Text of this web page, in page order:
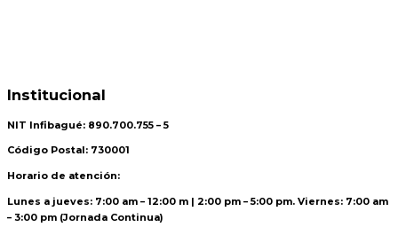
Institucional
NIT Infibagué: 890.700.755 – 5
Código Postal: 730001
Horario de atención:
Lunes a jueves: 7:00 am – 12:00 m | 2:00 pm – 5:00 pm. Viernes: 7:00 am
– 3:00 pm (Jornada Continua)